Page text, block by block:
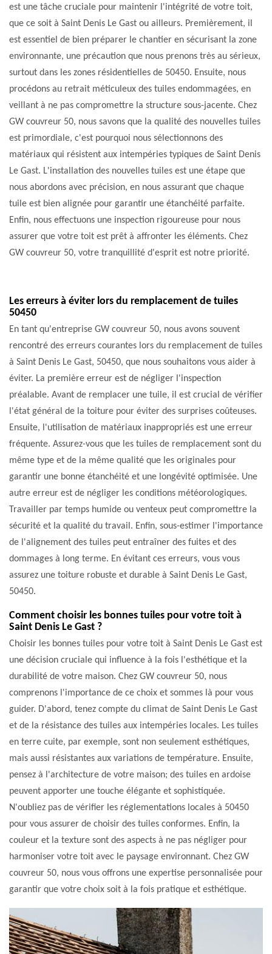
est une tâche cruciale pour maintenir l'intégrité de votre toit,
que ce soit à Saint Denis Le Gast ou ailleurs. Premièrement, il
est essentiel de bien préparer le chantier en sécurisant la zone
environnante, une précaution que nous prenons très au sérieux,
surtout dans les zones résidentielles de 50450. Ensuite, nous
procédons au retrait méticuleux des tuiles endommagées, en
veillant à ne pas compromettre la structure sous-jacente. Chez
GW couvreur 50, nous savons que la qualité des nouvelles tuiles
est primordiale, c'est pourquoi nous sélectionnons des
matériaux qui résistent aux intempéries typiques de Saint Denis
Le Gast. L'installation des nouvelles tuiles est une étape que
nous abordons avec précision, en nous assurant que chaque
tuile est bien alignée pour garantir une étanchéité parfaite.
Enfin, nous effectuons une inspection rigoureuse pour nous
assurer que votre toit est prêt à affronter les éléments. Chez
GW couvreur 50, votre tranquillité d'esprit est notre priorité.
Les erreurs à éviter lors du remplacement de tuiles
50450
En tant qu'entreprise GW couvreur 50, nous avons souvent
rencontré des erreurs courantes lors du remplacement de tuiles
à Saint Denis Le Gast, 50450, que nous souhaitons vous aider à
éviter. La première erreur est de négliger l'inspection
préalable. Avant de remplacer une tuile, il est crucial de vérifier
l'état général de la toiture pour éviter des surprises coûteuses.
Ensuite, l'utilisation de matériaux inappropriés est une erreur
fréquente. Assurez-vous que les tuiles de remplacement sont du
même type et de la même qualité que les originales pour
garantir une bonne étanchéité et une longévité optimisée. Une
autre erreur est de négliger les conditions météorologiques.
Travailler par temps humide ou venteux peut compromettre la
sécurité et la qualité du travail. Enfin, sous-estimer l'importance
de l'alignement des tuiles peut entraîner des fuites et des
dommages à long terme. En évitant ces erreurs, vous vous
assurez une toiture robuste et durable à Saint Denis Le Gast,
50450.
Comment choisir les bonnes tuiles pour votre toit à
Saint Denis Le Gast ?
Choisir les bonnes tuiles pour votre toit à Saint Denis Le Gast est
une décision cruciale qui influence à la fois l'esthétique et la
durabilité de votre maison. Chez GW couvreur 50, nous
comprenons l'importance de ce choix et sommes là pour vous
guider. D'abord, tenez compte du climat de Saint Denis Le Gast
et de la résistance des tuiles aux intempéries locales. Les tuiles
en terre cuite, par exemple, sont non seulement esthétiques,
mais aussi résistantes aux variations de température. Ensuite,
pensez à l'architecture de votre maison; des tuiles en ardoise
peuvent apporter une touche élégante et sophistiquée.
N'oubliez pas de vérifier les réglementations locales à 50450
pour vous assurer de choisir des tuiles conformes. Enfin, la
couleur et la texture sont des aspects à ne pas négliger pour
harmoniser votre toit avec le paysage environnant. Chez GW
couvreur 50, nous vous offrons une expertise personnalisée pour
garantir que votre choix soit à la fois pratique et esthétique.